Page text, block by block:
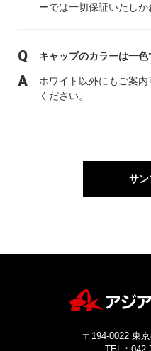
ーでは一切保証いたしか
キャップのカラーは一色
ホワイト以外にもご案
ください。
サン
〒194-0022 東